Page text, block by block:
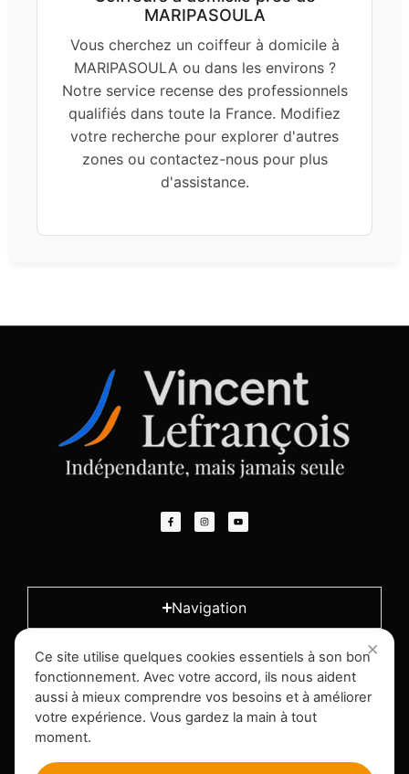
MARIPASOULA
Vous cherchez un coiffeur à domicile à
MARIPASOULA ou dans les environs ?
Notre service recense des professionnels
qualifiés dans toute la France. Modifiez
votre recherche pour explorer d'autres
zones ou contactez-nous pour plus
d'assistance.
Navigation
L'entreprise
Infos légales
Ce site utilise quelques cookies essentiels à son bon
fonctionnement. Avec votre accord, ils nous aident
aussi à mieux comprendre vos besoins et à améliorer
votre expérience. Vous gardez la main à tout
moment.